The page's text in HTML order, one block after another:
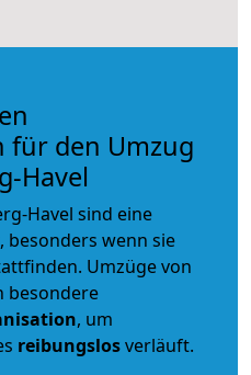
für den Umzug
Havel
Havel sind eine
besonders wenn sie
Umzüge von
besondere
, um
reibungslosverläuft.